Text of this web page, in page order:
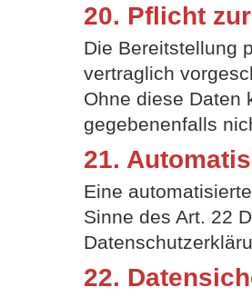
20. Pflicht
Die Bereitstellung
vertraglich
Ohne diese Daten
gegebenenfalls
21.
Eine
Sinne des Art. 22
22.